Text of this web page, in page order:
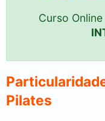
Curso
Pilates